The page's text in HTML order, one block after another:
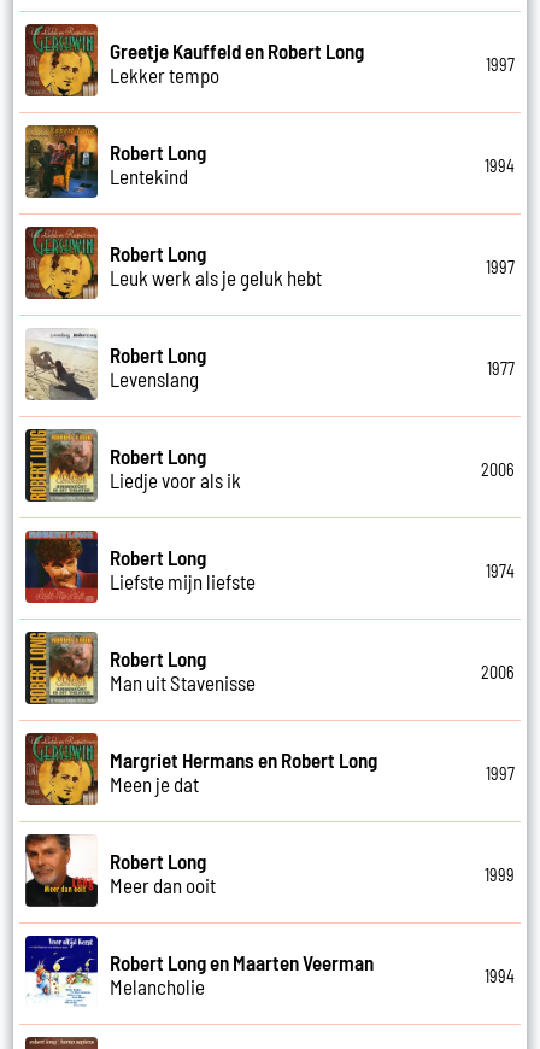
Greetje Kauffeld en Robert Long
Lekker tempo
1997
Robert Long
Lentekind
1994
Robert Long
Leuk werk als je geluk hebt
1997
Robert Long
Levenslang
1977
Robert Long
Liedje voor als ik
2006
Robert Long
Liefste mijn liefste
1974
Robert Long
Man uit Stavenisse
2006
Margriet Hermans en Robert Long
Meen je dat
1997
Robert Long
Meer dan ooit
1999
Robert Long en Maarten Veerman
Melancholie
1994